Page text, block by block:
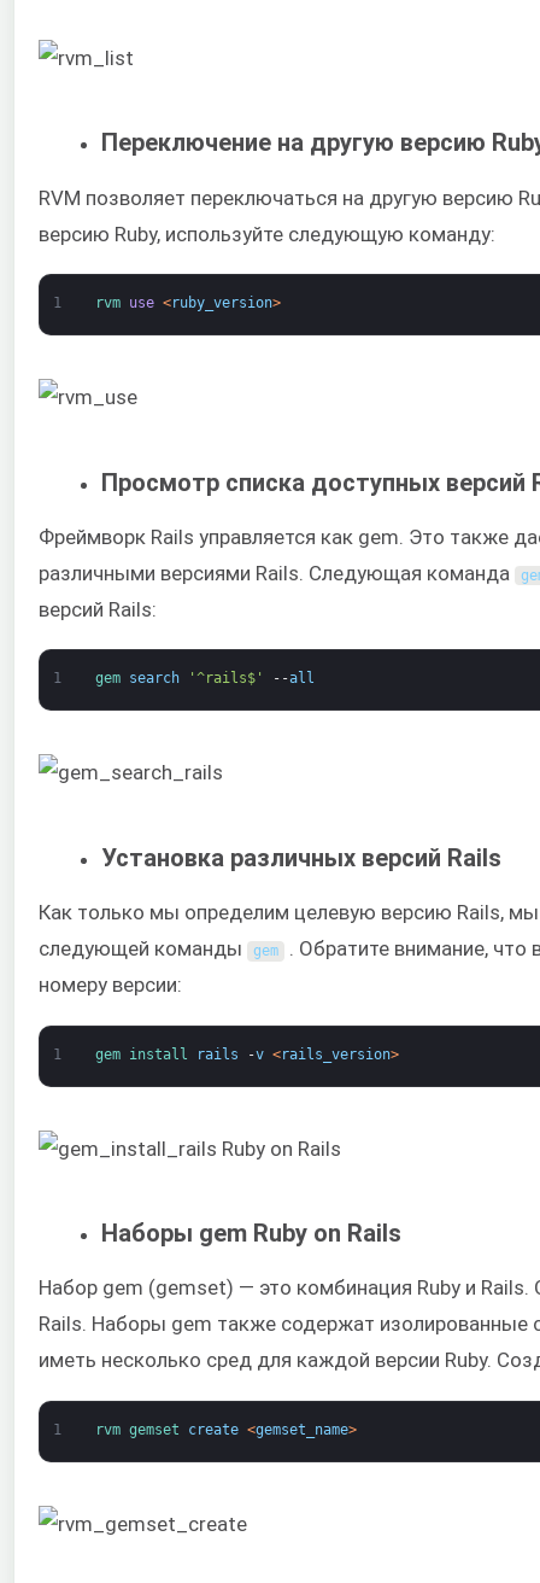
Переключение на другую версию
RVM позволяет переключаться на другую версию
версию Ruby, используйте следующую команду:
1 rvm use <ruby_version>
Просмотр списка доступных версий
Фреймворк Rails управляется как gem. Это также
различными версиями Rails. Следующая команда
версий Rails:
1 gem search '^rails$' --all
Установка различных версий Rails
Как только мы определим целевую версию Rails,
следующей команды
gem . Обратите внимание, что
номеру версии:
1 gem install rails -v <rails_version>
Наборы gem Ruby on Rails
Набор gem (gemset) — это комбинация Ruby и Rails.
Rails. Наборы gem также содержат
иметь несколько сред для каждой версии Ruby.
1 rvm gemset create <gemset_name>